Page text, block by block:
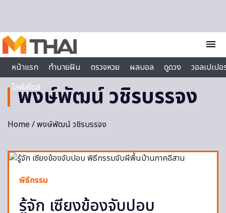
menu
หน้าแรก
ทำนายฝัน ตรวจหวย ผลบอล ดูดวง
วอลเปเป
ไลฟ์สไตล์
พงษ์พัฒน์ วชิรบรรจง
Home/ พงษ์พัฒน์ วชิรบรรจง
พิธีกรรม
รู้จัก เซียงข้องจับปอบ